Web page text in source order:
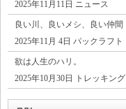
2025年11月11日 ニュース
良い川、良いメシ、良い仲間
2025年11月 4日 パックラフト
欲は人生のハリ。
2025年10月30日 トレッキング